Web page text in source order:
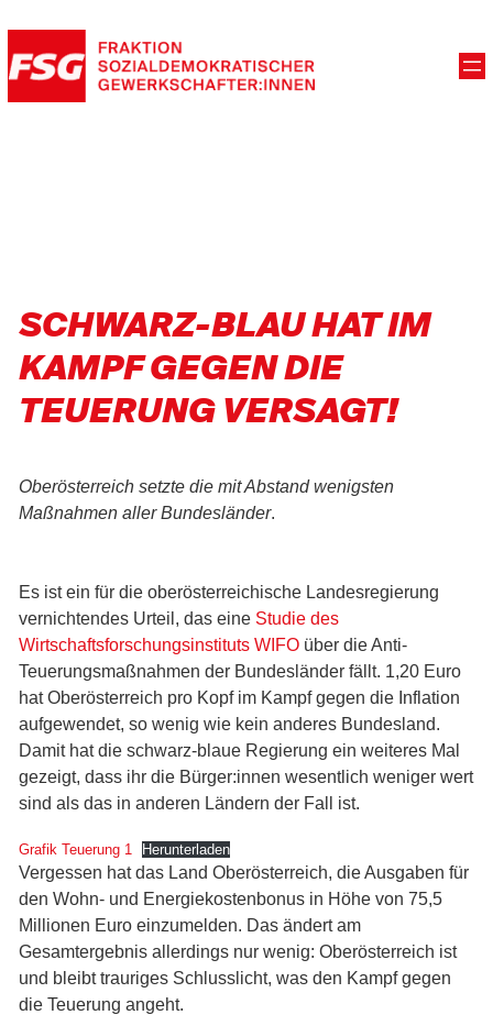
SCHWARZ-BLAU HAT IM
KAMPF GEGEN DIE
TEUERUNG VERSAGT!
Oberösterreich setzte die mit Abstand wenigsten
Maßnahmen aller Bundesländer.
Es ist ein für die oberösterreichische Landesregierung
vernichtendes Urteil, das eine Studie des
Wirtschaftsforschungsinstituts WIFOüber die Anti-
Teuerungsmaßnahmen der Bundesländer fällt. 1,20 Euro
hat Oberösterreich pro Kopf im Kampf gegen die Inflation
aufgewendet, so wenig wie kein anderes Bundesland.
Damit hat die schwarz-blaue Regierung ein weiteres Mal
gezeigt, dass ihr die Bürger:innen wesentlich weniger wert
sind als das in anderen Ländern der Fall ist.
Grafik Teuerung 1 Herunterladen
Vergessen hat das Land Oberösterreich, die Ausgaben für
den Wohn- und Energiekostenbonus in Höhe von 75,5
Millionen Euro einzumelden. Das ändert am
Gesamtergebnis allerdings nur wenig: Oberösterreich ist
und bleibt trauriges Schlusslicht, was den Kampf gegen
die Teuerung angeht.